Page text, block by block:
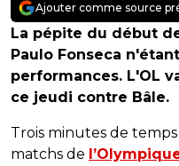
Ajouter comme source
La pépite du début
Paulo Fonseca
performances. L'OL
ce jeudi contre Bâle.
Trois minutes de
matchs de